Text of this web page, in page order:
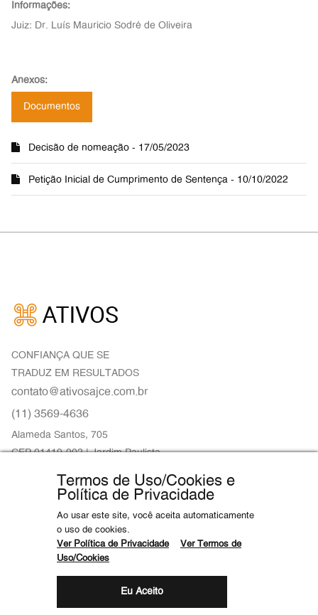
Informações:
Juiz: Dr. Luís Mauricio Sodré de Oliveira
Anexos:
Documentos
Decisão de nomeação - 17/05/2023
Petição Inicial de Cumprimento de Sentença - 10/10/2022
CONFIANÇA QUE SE
TRADUZ EM RESULTADOS
contato@ativosajce.com.br
(11) 3569-4636
Alameda Santos, 705
CEP 01419-902 | Jardim Paulista
Ativos © 2026 Todos os direitos reservados.
Politica de Privacidade|Termos de Uso/Cookies
Termos de Uso/Cookies e
Política de Privacidade
Ao usar este site, você aceita automaticamente
o uso de cookies.
Ver Política de Privacidade
Ver Termos de
Uso/Cookies
Eu Aceito